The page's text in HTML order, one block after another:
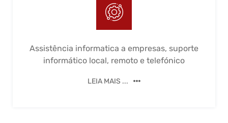
Assistência informatica a empresas, suporte
informático local, remoto e telefónico
LEIA MAIS ...